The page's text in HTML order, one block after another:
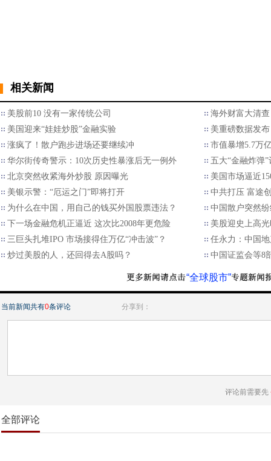
相关新闻
美股前10 没有一家传统公司
海外财富大清
美国迎来“娃娃炒股”金融实验
美重磅数据发
涨疯了！散户跑步进场还要继续冲
市值暴增5.7万
华尔街传奇警示：10次历史性暴涨后无一例外
五大“金融炸弹
北京突然收紧海外炒股 原因曝光
美国市场逼近
美银示警：“厄运之门”即将打开
中共打压 富途
为什么在中国，用自己的钱买外国股票违法？
中国散户突然
下一场金融危机正逼近 这次比2008年更危险
美股迎史上高
三巨头扎堆IPO 市场接得住万亿“冲击波”？
任永力：中国
炒过美股的人，还回得去A股吗？
中国证监会等8
“全球股市”
当前新闻共有0条评论 分享到：
评论前需要先
全部评论